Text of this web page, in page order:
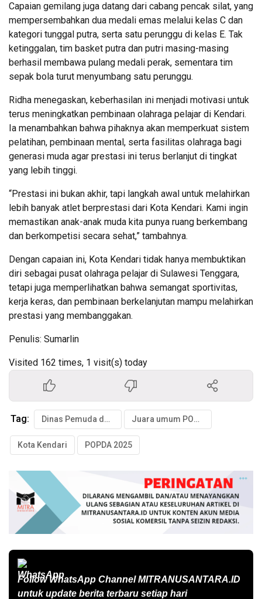
Capaian gemilang juga datang dari cabang pencak silat, yang
mempersembahkan dua medali emas melalui kelas C dan
kategori tunggal putra, serta satu perunggu di kelas E. Tak
ketinggalan, tim basket putra dan putri masing-masing
berhasil membawa pulang medali perak, sementara tim
sepak bola turut menyumbang satu perunggu.
Ridha menegaskan, keberhasilan ini menjadi motivasi untuk
terus meningkatkan pembinaan olahraga pelajar di Kendari.
Ia menambahkan bahwa pihaknya akan memperkuat sistem
pelatihan, pembinaan mental, serta fasilitas olahraga bagi
generasi muda agar prestasi ini terus berlanjut di tingkat
yang lebih tinggi.
“Prestasi ini bukan akhir, tapi langkah awal untuk melahirkan
lebih banyak atlet berprestasi dari Kota Kendari. Kami ingin
memastikan anak-anak muda kita punya ruang berkembang
dan berkompetisi secara sehat,” tambahnya.
Dengan capaian ini, Kota Kendari tidak hanya membuktikan
diri sebagai pusat olahraga pelajar di Sulawesi Tenggara,
tetapi juga memperlihatkan bahwa semangat sportivitas,
kerja keras, dan pembinaan berkelanjutan mampu melahirkan
prestasi yang membanggakan.
Penulis: Sumarlin
Visited 162 times, 1 visit(s) today
Tag: Dinas Pemuda dan Olahraga Kota Kendari Juara umum POPDA
Kota Kendari POPDA 2025
Follow WhatsApp ChannelMITRANUSANTARA.ID
untuk update berita terbaru setiap hari